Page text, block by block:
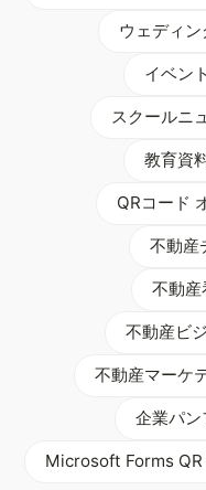
ウェディ
イベン
スクールニ
教育資
QRコード
不動産
不動産
不動産ビ
不動産マーケ
企業パン
Microsoft Forms QR